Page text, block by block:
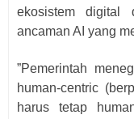
ekosistem digital
ancaman AI yang
”Pemerintah
human-centric
harus tetap